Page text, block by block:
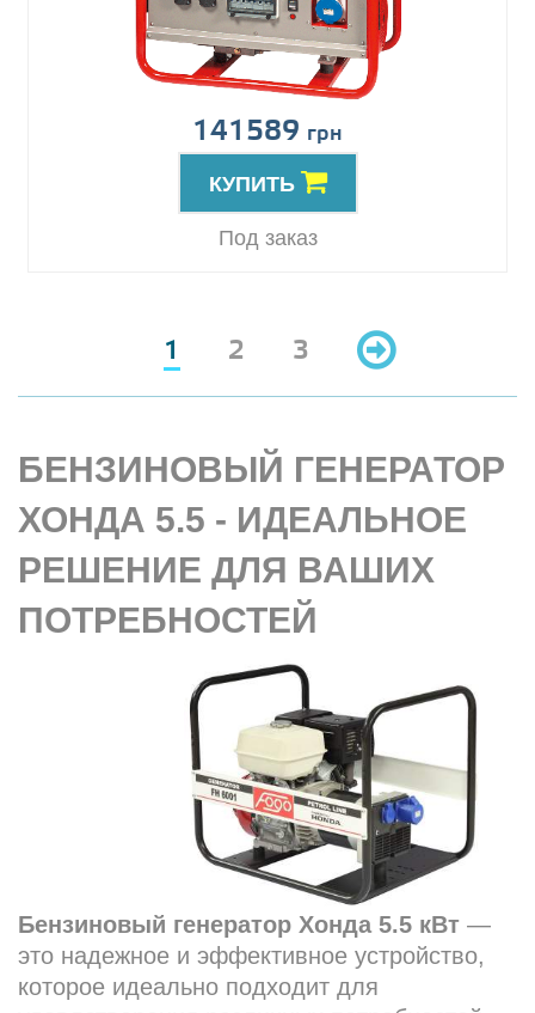
141589 грн
КУПИТЬ
Под заказ
1 2 3
БЕНЗИНОВЫЙ ГЕНЕРАТОР
ХОНДА 5.5 - ИДЕАЛЬНОЕ
РЕШЕНИЕ ДЛЯ ВАШИХ
ПОТРЕБНОСТЕЙ
Бензиновый генератор Хонда 5.5 кВт —
это надежное и эффективное устройство,
которое идеально подходит для